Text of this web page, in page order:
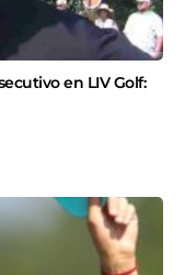
en LIV Golf: